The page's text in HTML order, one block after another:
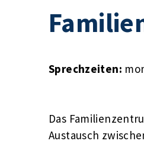
Sprechzeiten:
Das
Austausch